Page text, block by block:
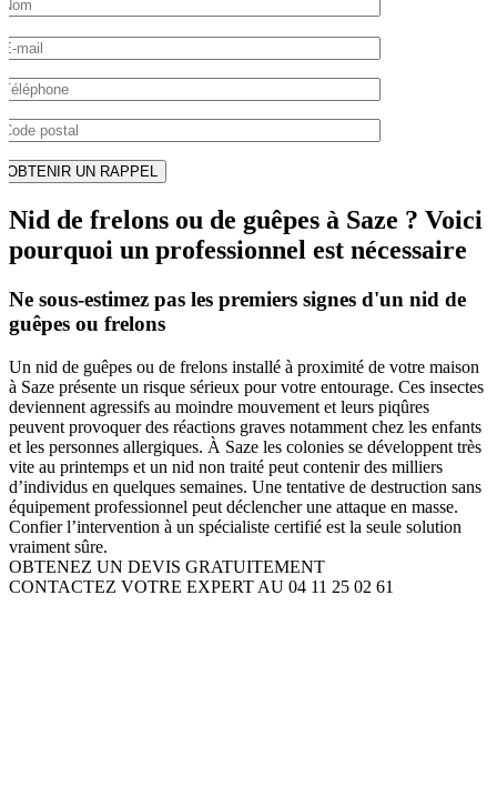
Nid de frelons ou de guêpes à Saze ? Voici
pourquoi un professionnel est nécessaire
Ne sous-estimez pas les premiers signes d'un nid de
guêpes ou frelons
Un nid de guêpes ou de frelons installé à proximité de votre maison
à Saze présente un risque sérieux pour votre entourage. Ces insectes
deviennent agressifs au moindre mouvement et leurs piqûres
peuvent provoquer des réactions graves notamment chez les enfants
et les personnes allergiques. À Saze les colonies se développent très
vite au printemps et un nid non traité peut contenir des milliers
d’individus en quelques semaines. Une tentative de destruction sans
équipement professionnel peut déclencher une attaque en masse.
Confier l’intervention à un spécialiste certifié est la seule solution
vraiment sûre.
OBTENEZ UN DEVIS GRATUITEMENT
CONTACTEZ VOTRE EXPERT AU 04 11 25 02 61